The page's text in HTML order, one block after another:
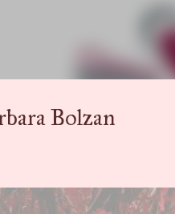
Bolzan